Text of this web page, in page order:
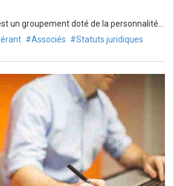
un groupement doté de la personnalité…
Associés Statuts juridiques